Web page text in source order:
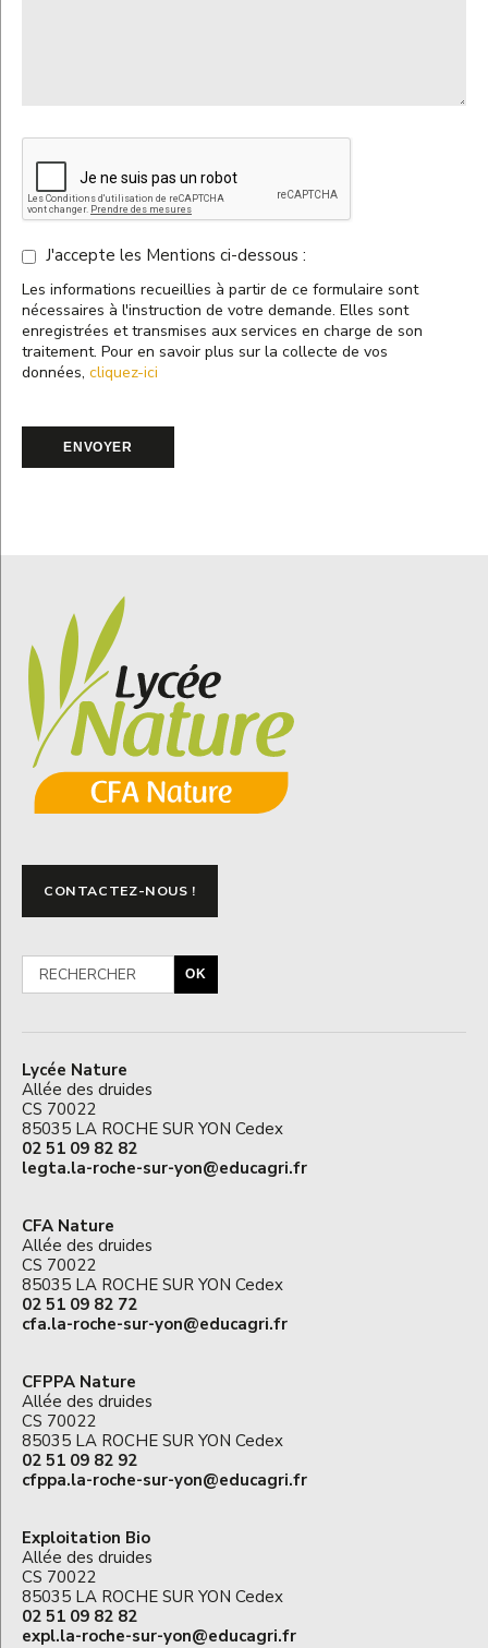
J'accepte les Mentions ci-dessous :
Les informations recueillies à partir de ce formulaire sont
nécessaires à l'instruction de votre demande. Elles sont
enregistrées et transmises aux services en charge de son
traitement. Pour en savoir plus sur la collecte de vos
données, cliquez-ici
ENVOYER
CONTACTEZ-NOUS !
OK
Lycée Nature
Allée des druides
CS 70022
85035 LA ROCHE SUR YON Cedex
02 51 09 82 82
legta.la-roche-sur-yon@educagri.fr
CFA Nature
Allée des druides
CS 70022
85035 LA ROCHE SUR YON Cedex
02 51 09 82 72
cfa.la-roche-sur-yon@educagri.fr
CFPPA Nature
Allée des druides
CS 70022
85035 LA ROCHE SUR YON Cedex
02 51 09 82 92
cfppa.la-roche-sur-yon@educagri.fr
Exploitation Bio
Allée des druides
CS 70022
85035 LA ROCHE SUR YON Cedex
02 51 09 82 82
expl.la-roche-sur-yon@educagri.fr